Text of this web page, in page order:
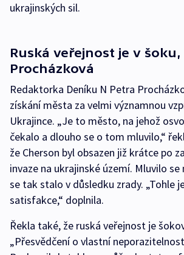
ukrajinských sil.
Ruská veřejnost je v šoku,
Procházková
Redaktorka Deníku N Petra
získání města za velmi významnou
Ukrajince. „Je to město, na jehož
čekalo a dlouho se o tom mluvilo,“
že Cherson byl obsazen již krátce po
invaze na ukrajinské území. Mluvilo
se tak stalo v důsledku zrady. „Tohle
satisfakce,“ doplnila.
Řekla také, že ruská veřejnost je
„Přesvědčení o vlastní